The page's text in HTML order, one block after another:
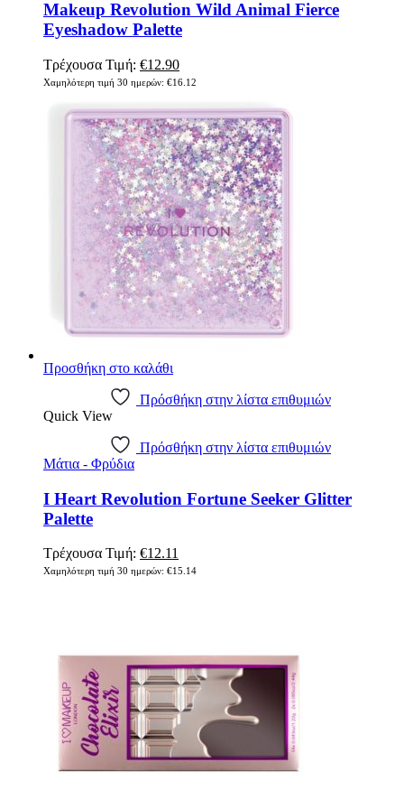
Makeup Revolution Wild Animal Fierce
Eyeshadow Palette
Τρέχουσα Τιμή: Original
price
€16.12.
€12.90Η
τρέχουσα
είναι:
€12.90.
Χαμηλότερη τιμή 30 ημερών: €16.12
Προσθήκη στο καλάθι
Πρόσθήκη στην λίστα επιθυμιών
Quick View
Πρόσθήκη στην λίστα επιθυμιών
Μάτια - Φρύδια
I Heart Revolution Fortune Seeker Glitter
Palette
Τρέχουσα Τιμή: Original
price
€12.11
τρέχουσα
Χαμηλότερη τιμή 30 ημερών: €15.14